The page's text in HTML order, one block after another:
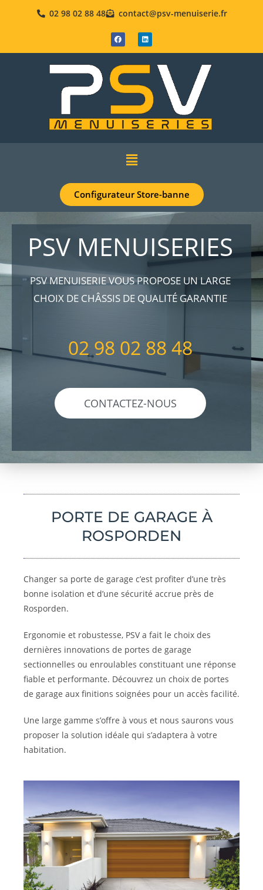
02 98 02 88 48 contact@psv-menuiserie.fr
Configurateur Store-banne
PSV MENUISERIES
PSV MENUISERIE VOUS PROPOSE UN LARGE
CHOIX DE CHÂSSIS DE QUALITÉ GARANTIE
02 98 02 88 48
CONTACTEZ-NOUS
PORTE DE GARAGE À
ROSPORDEN
Changer sa porte de garage c’est profiter d’une très
bonne isolation et d’une sécurité accrue près de
Rosporden.
Ergonomie et robustesse, PSV a fait le choix des
dernières innovations de portes de garage
sectionnelles ou enroulables constituant une réponse
fiable et performante. Découvrez un choix de portes
de garage aux finitions soignées pour un accès facilité.
Une large gamme s’offre à vous et nous saurons vous
proposer la solution idéale qui s’adaptera à votre
habitation.